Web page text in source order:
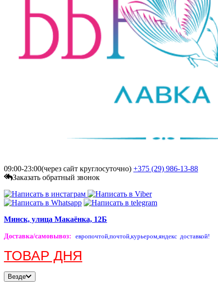
09:00-23:00(через сайт круглосуточно) +375 (29) 986-13-88
Заказать обратный звонок
Минск, улица Макаёнка, 12Б
Доставка/самовывоз: европочтой,почтой,курьером,яндекс доставкой!
ТОВАР ДНЯ
Везде